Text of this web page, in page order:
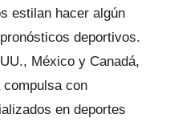
estilan hacer algún
deportivos.
México y Canadá,
con
en deportes